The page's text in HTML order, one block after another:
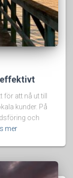
att nå ut till
kunder. På
och
mer